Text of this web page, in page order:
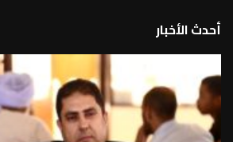
أحدث الأخبار